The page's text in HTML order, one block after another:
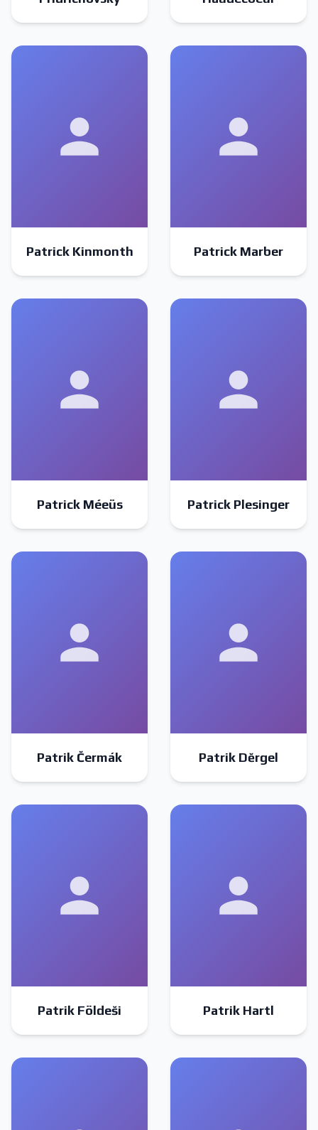
Patrick Kinmonth Patrick Marber
Patrick Méeüs Patrick Plesinger
Patrik Čermák Patrik Děrgel
Patrik Földeši Patrik Hartl